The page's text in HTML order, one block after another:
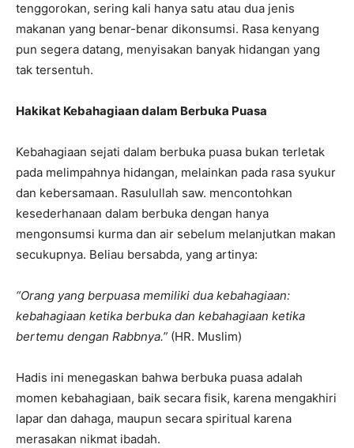
tenggorokan, sering kali hanya satu atau dua jenis
makanan yang benar-benar dikonsumsi. Rasa kenyang
pun segera datang, menyisakan banyak hidangan yang
tak tersentuh.
Hakikat Kebahagiaan dalam Berbuka Puasa
Kebahagiaan sejati dalam berbuka puasa bukan terletak
pada melimpahnya hidangan, melainkan pada rasa syukur
dan kebersamaan. Rasulullah saw. mencontohkan
kesederhanaan dalam berbuka dengan hanya
mengonsumsi kurma dan air sebelum melanjutkan makan
secukupnya. Beliau bersabda, yang artinya:
“Orang yang berpuasa memiliki dua kebahagiaan:
kebahagiaan ketika berbuka dan kebahagiaan ketika
bertemu dengan Rabbnya.” (HR. Muslim)
Hadis ini menegaskan bahwa berbuka puasa adalah
momen kebahagiaan, baik secara fisik, karena mengakhiri
lapar dan dahaga, maupun secara spiritual karena
merasakan nikmat ibadah.